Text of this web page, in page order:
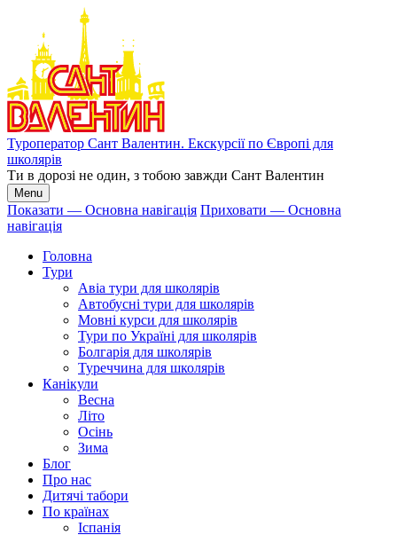
основного
вмісту
Туроператор Сант Валентин. Екскурсії по Європі для
школярів
Ти в дорозі не один, з тобою завжди Сант Валентин
Menu
Основна
навігація
Показати — Основна навігація Приховати — Основна
навігація
Головна
Тури
Авіа тури для школярів
Автобусні тури для школярів
Мовні курси для школярів
Тури по Україні для школярів
Болгарія для школярів
Туреччина для школярів
Канікули
Весна
Літо
Осінь
Зима
Блог
Про нас
Дитячі табори
По країнах
Іспанія